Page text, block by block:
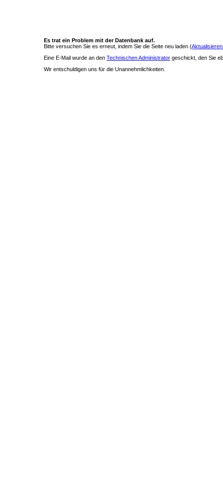
Es trat ein Problem mit der Datenbank auf.
Bitte versuchen Sie es erneut, indem Sie die Seite neu laden (
Eine E-Mail wurde an den Technischen Administrator geschickt, den Sie
Wir entschuldigen uns für die Unannehmlichkeiten.